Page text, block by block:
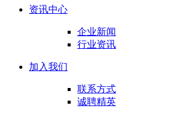
资讯中心
企业新闻
行业资讯
加入我们
联系方式
诚聘精英